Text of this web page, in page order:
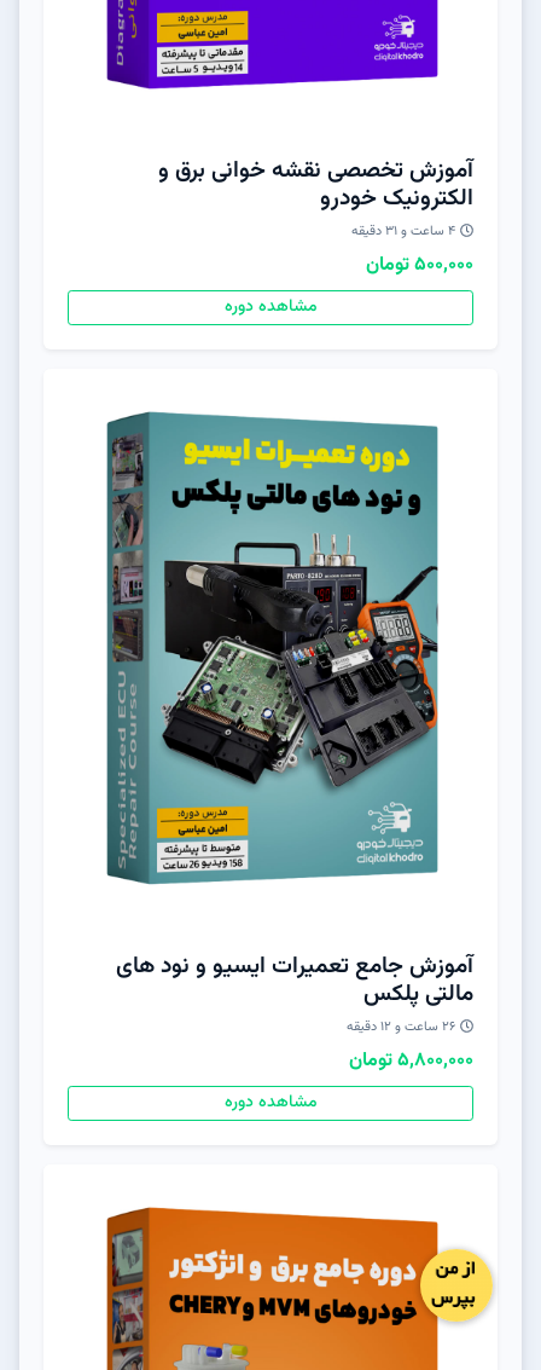
آموزش تخصصی نقشه خوانی برق و
الکترونیک خودرو
۴ ساعت و ۳۱ دقیقه
500,000 تومان
مشاهده دوره
آموزش جامع تعمیرات ایسیو و نود های
مالتی پلکس
۲۶ ساعت و ۱۲ دقیقه
5,800,000 تومان
مشاهده دوره